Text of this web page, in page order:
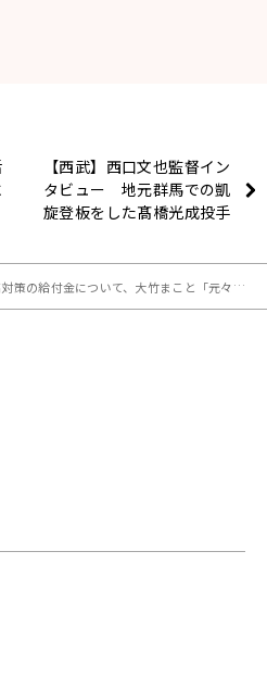
【西武】西口文也監督イン
タビュー 地元群馬での凱
旋登板をした髙橋光成投手
の給付金について、大竹まこと「元々は税金ですからね」